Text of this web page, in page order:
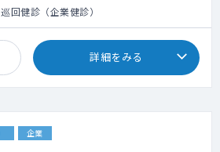
巡回健診（企業健診）
詳細をみる
企業